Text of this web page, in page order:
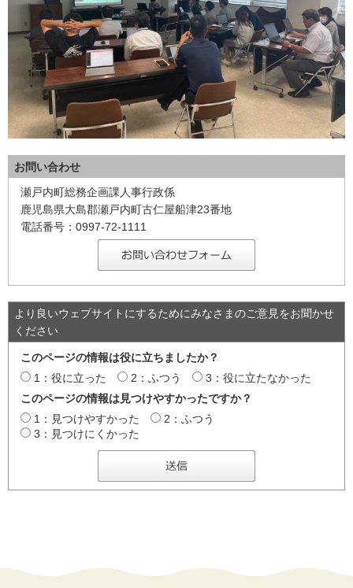
お問い合わせ
瀬戸内町総務企画課人事行政係
鹿児島県大島郡瀬戸内町古仁屋船津23番地
電話番号：0997-72-1111
より良いウェブサイトにするためにみなさまのご意見をお聞かせ
ください
このページの情報は役に立ちましたか？
1：役に立った
2：ふつう
3：役に立たなかった
このページの情報は見つけやすかったですか？
1：見つけやすかった
2：ふつう
3：見つけにくかった